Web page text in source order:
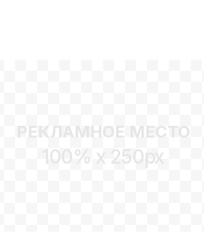
РЕКЛАМНОЕ МЕСТО
100% x 250px